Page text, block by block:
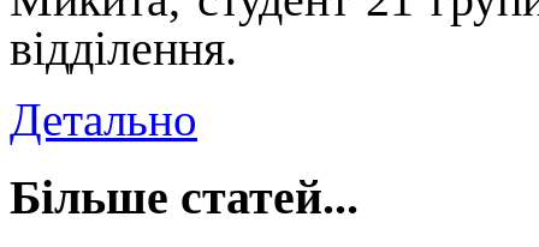
відділення.
Детально
Більше статей...